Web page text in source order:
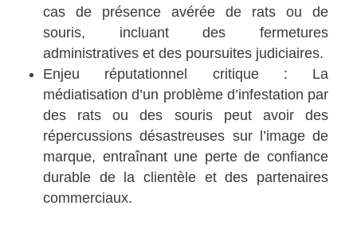
cas de présence avérée de rats ou de
souris, incluant des fermetures
administratives et des poursuites judiciaires.
Enjeu réputationnel critique : La
médiatisation d’un problème d’infestation par
des rats ou des souris peut avoir des
répercussions désastreuses sur l’image de
marque, entraînant une perte de confiance
durable de la clientèle et des partenaires
commerciaux.